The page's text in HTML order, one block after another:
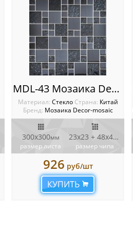
MDL-43 Мозаика Decor-Mosaic
Материал: Стекло Cтрана: Китай
Бренд: Мозаика Decor-mosaic
300х300мм
размер листа
23х23 + 48х48мм
размер чипа
926 руб/шт
КУПИТЬ